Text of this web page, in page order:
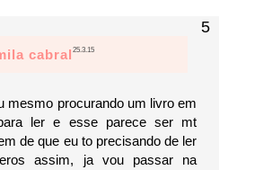
cabral 25.3.15
mesmo procurando um livro em
ler e esse parece ser mt
de que eu to precisando de ler
assim, ja vou passar na